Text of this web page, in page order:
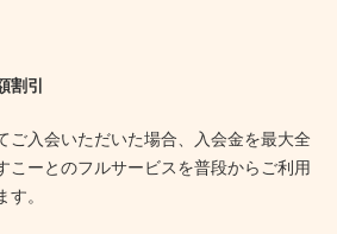
割引
ご入会いただいた場合、入会金を最大全
こーとのフルサービスを普段からご利用
。